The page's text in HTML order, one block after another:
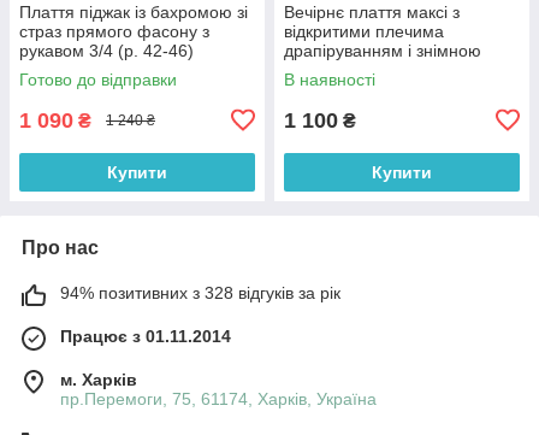
Плаття піджак із бахромою зі
страз прямого фасону з
рукавом 3/4 (р. 42-46)
66032050Qr
Готово до відправки
1 090 ₴ 1 240 ₴
Купити
Вечірнє плаття максі з
відкритими плечима
драпіруванням і знімною
фатиновою спідницею (р. 42-
46) 33036307
В наявності
1 100 ₴
Купити
Про нас
94% позитивних з 328 відгуків за рік
Працює з 01.11.2014
м. Харків
пр.Перемоги, 75, 61174, Харків, Україна